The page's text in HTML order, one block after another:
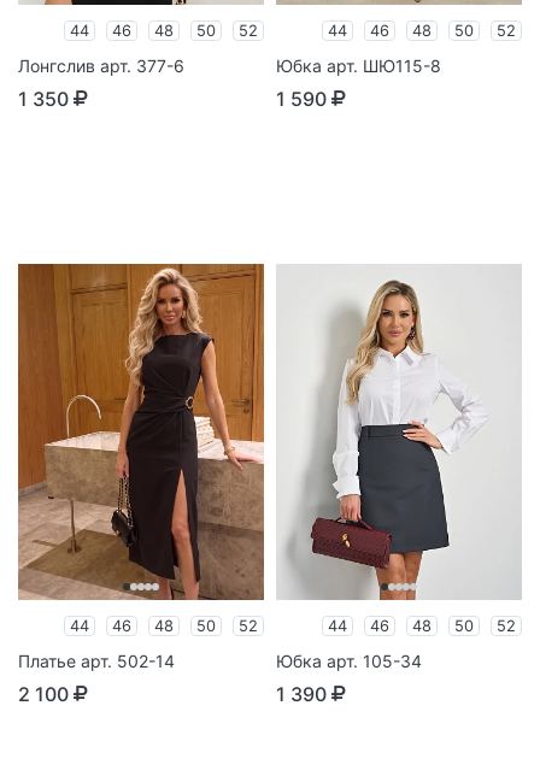
44 46 48 50 52
Лонгслив арт. 377-6
1 350
44 46 48 50 52
Юбка арт. ШЮ115-8
1 590
44 46 48 50 52
Платье арт. 502-14
2 100
44 46 48 50 52
Юбка арт. 105-34
1 390